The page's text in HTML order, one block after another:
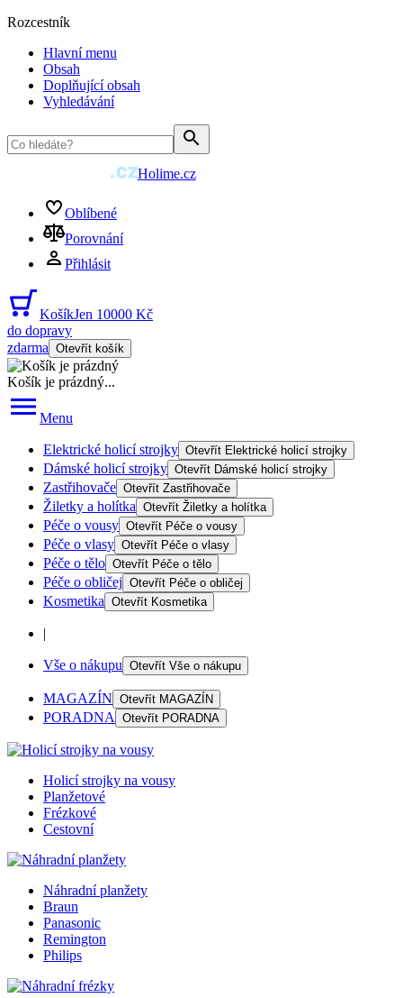
Rozcestník
Hlavní menu
Obsah
Doplňující obsah
Vyhledávání
Holime.cz
Oblíbené
Porovnání
Přihlásit
KošíkJen 10000 Kč
do dopravy
zdarma Otevřít košík
Košík je prázdný...
Menu
Elektrické holicí strojky Otevřít Elektrické holicí strojky
Dámské holicí strojky Otevřít Dámské holicí strojky
Zastřihovače Otevřít Zastřihovače
Žiletky a holítka Otevřít Žiletky a holítka
Péče o vousy Otevřít Péče o vousy
Péče o vlasy Otevřít Péče o vlasy
Péče o tělo Otevřít Péče o tělo
Péče o obličej Otevřít Péče o obličej
Kosmetika Otevřít Kosmetika
|
Vše o nákupu Otevřít Vše o nákupu
MAGAZÍN Otevřít MAGAZÍN
PORADNA Otevřít PORADNA
Holicí strojky na vousy
Planžetové
Frézkové
Cestovní
Náhradní planžety
Braun
Panasonic
Remington
Philips